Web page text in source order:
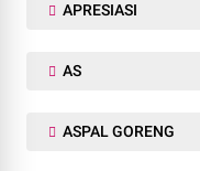
APRESIASI
AS
ASPAL GORENG